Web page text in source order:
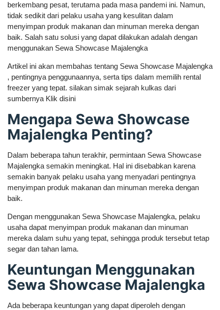
berkembang pesat, terutama pada masa pandemi ini. Namun,
tidak sedikit dari pelaku usaha yang kesulitan dalam
menyimpan produk makanan dan minuman mereka dengan
baik. Salah satu solusi yang dapat dilakukan adalah dengan
menggunakan Sewa Showcase Majalengka
Artikel ini akan membahas tentang Sewa Showcase Majalengka
, pentingnya penggunaannya, serta tips dalam memilih rental
freezer yang tepat. silakan simak sejarah kulkas dari
sumbernya Klik disini
Mengapa Sewa Showcase
Majalengka Penting?
Dalam beberapa tahun terakhir, permintaan Sewa Showcase
Majalengka semakin meningkat. Hal ini disebabkan karena
semakin banyak pelaku usaha yang menyadari pentingnya
menyimpan produk makanan dan minuman mereka dengan
baik.
Dengan menggunakan Sewa Showcase Majalengka, pelaku
usaha dapat menyimpan produk makanan dan minuman
mereka dalam suhu yang tepat, sehingga produk tersebut tetap
segar dan tahan lama.
Keuntungan Menggunakan
Sewa Showcase Majalengka
Ada beberapa keuntungan yang dapat diperoleh dengan